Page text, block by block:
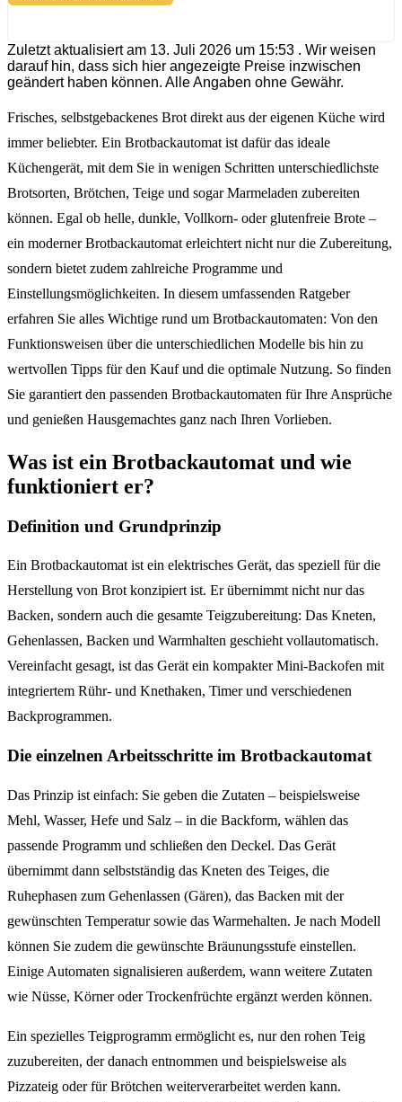
Zuletzt aktualisiert am 13. Juli 2026 um 15:53 . Wir weisen
darauf hin, dass sich hier angezeigte Preise inzwischen
geändert haben können. Alle Angaben ohne Gewähr.
Frisches, selbstgebackenes Brot direkt aus der eigenen Küche wird
immer beliebter. Ein Brotbackautomat ist dafür das ideale
Küchengerät, mit dem Sie in wenigen Schritten unterschiedlichste
Brotsorten, Brötchen, Teige und sogar Marmeladen zubereiten
können. Egal ob helle, dunkle, Vollkorn- oder glutenfreie Brote –
ein moderner Brotbackautomat erleichtert nicht nur die Zubereitung,
sondern bietet zudem zahlreiche Programme und
Einstellungsmöglichkeiten. In diesem umfassenden Ratgeber
erfahren Sie alles Wichtige rund um Brotbackautomaten: Von den
Funktionsweisen über die unterschiedlichen Modelle bis hin zu
wertvollen Tipps für den Kauf und die optimale Nutzung. So finden
Sie garantiert den passenden Brotbackautomaten für Ihre Ansprüche
und genießen Hausgemachtes ganz nach Ihren Vorlieben.
Was ist ein Brotbackautomat und wie
funktioniert er?
Definition und Grundprinzip
Ein Brotbackautomat ist ein elektrisches Gerät, das speziell für die
Herstellung von Brot konzipiert ist. Er übernimmt nicht nur das
Backen, sondern auch die gesamte Teigzubereitung: Das Kneten,
Gehenlassen, Backen und Warmhalten geschieht vollautomatisch.
Vereinfacht gesagt, ist das Gerät ein kompakter Mini-Backofen mit
integriertem Rühr- und Knethaken, Timer und verschiedenen
Backprogrammen.
Die einzelnen Arbeitsschritte im Brotbackautomat
Das Prinzip ist einfach: Sie geben die Zutaten – beispielsweise
Mehl, Wasser, Hefe und Salz – in die Backform, wählen das
passende Programm und schließen den Deckel. Das Gerät
übernimmt dann selbstständig das Kneten des Teiges, die
Ruhephasen zum Gehenlassen (Gären), das Backen mit der
gewünschten Temperatur sowie das Warmehalten. Je nach Modell
können Sie zudem die gewünschte Bräunungsstufe einstellen.
Einige Automaten signalisieren außerdem, wann weitere Zutaten
wie Nüsse, Körner oder Trockenfrüchte ergänzt werden können.
Ein spezielles Teigprogramm ermöglicht es, nur den rohen Teig
zuzubereiten, der danach entnommen und beispielsweise als
Pizzateig oder für Brötchen weiterverarbeitet werden kann.